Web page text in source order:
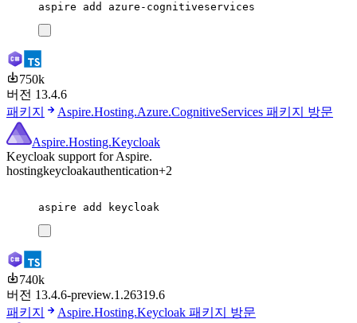
aspire add azure-cognitiveservices
750k
버전 13.4.6
패키지
Aspire.Hosting.Azure.CognitiveServices 패키지 방문
Aspire.Hosting.Keycloak
Keycloak support for Aspire.
hostingkeycloakauthentication+2
aspire add keycloak
740k
버전 13.4.6-preview.1.26319.6
패키지
Aspire.Hosting.Keycloak 패키지 방문